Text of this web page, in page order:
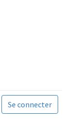
Se connecter